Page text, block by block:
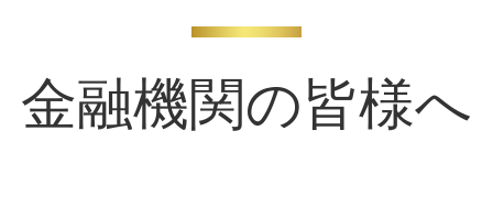
金融機関の皆様へ